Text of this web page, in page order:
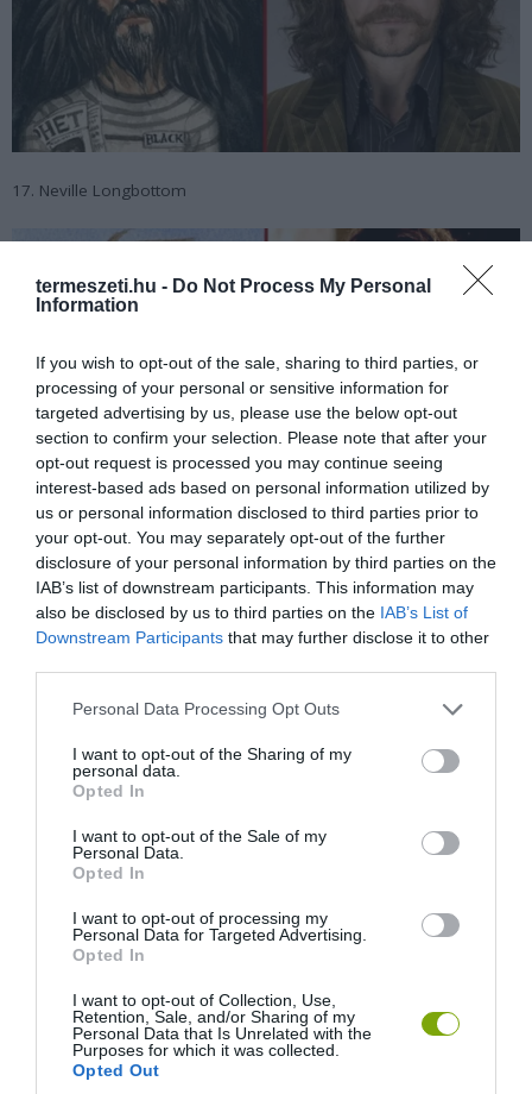
termeszeti.hu - Do Not Process My Personal
Information
If you wish to opt-out of the sale, sharing to third parties, or
processing of your personal or sensitive information for
targeted advertising by us, please use the below opt-out
section to confirm your selection. Please note that after your
opt-out request is processed you may continue seeing
interest-based ads based on personal information utilized by
us or personal information disclosed to third parties prior to
your opt-out. You may separately opt-out of the further
disclosure of your personal information by third parties on the
IAB’s list of downstream participants. This information may
also be disclosed by us to third parties on the IAB’s List of
Downstream Participants that may further disclose it to other
Please note that this website/app uses one or more Google
not limited to your visit or usage behaviour. You may click to
grant or deny consent to Google and its third-party tags to
use your data for below specified purposes in below Google
consent section.
Personal Data Processing Opt Outs
I want to opt-out of the Sharing of my
personal data.
Opted In
I want to opt-out of the Sale of my
Personal Data.
Opted In
I want to opt-out of processing my
Personal Data for Targeted Advertising.
Opted In
I want to opt-out of Collection, Use,
Retention, Sale, and/or Sharing of my
Personal Data that Is Unrelated with the
Purposes for which it was collected.
Opted Out
17. Neville Longbottom
18. Fleur Delacour
Képek forrása:http://www.dorkly.com/. Neked melyik a
kedvenc karaktered?